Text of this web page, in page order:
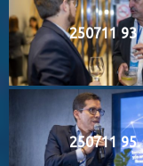
250711 93
250711 95